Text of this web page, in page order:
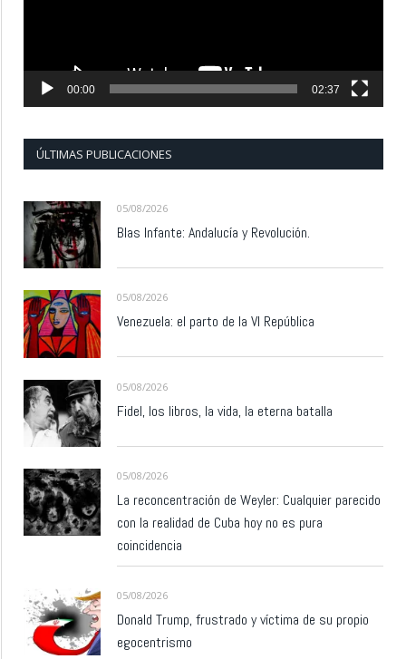
00:00 02:37
ÚLTIMAS PUBLICACIONES
05/08/2026
Blas Infante: Andalucía y Revolución.
05/08/2026
Venezuela: el parto de la VI República
05/08/2026
Fidel, los libros, la vida, la eterna batalla
05/08/2026
La reconcentración de Weyler: Cualquier parecido
con la realidad de Cuba hoy no es pura
coincidencia
05/08/2026
Donald Trump, frustrado y víctima de su propio
egocentrismo